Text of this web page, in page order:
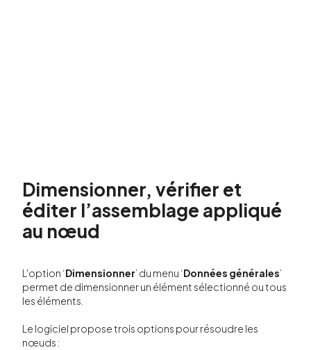
Dimensionner, vérifier et
éditer l’assemblage appliqué
au nœud
L'option ‘Dimensionner’ du menu ‘Données générales’
permet de dimensionner un élément sélectionné ou tous
les éléments.
Le logiciel propose trois options pour résoudre les
nœuds :